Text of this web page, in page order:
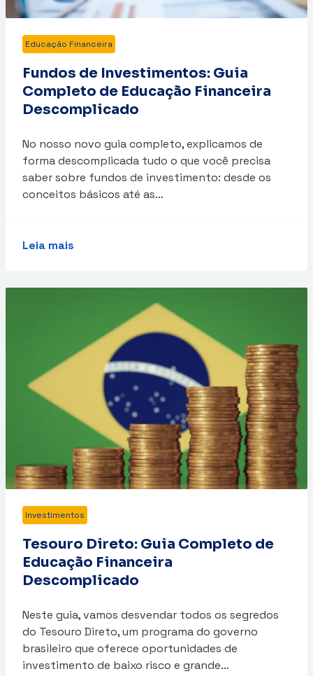
Educação Financeira
Fundos de Investimentos: Guia
Completo de Educação Financeira
Descomplicado
No nosso novo guia completo, explicamos de
forma descomplicada tudo o que você precisa
saber sobre fundos de investimento: desde os
conceitos básicos até as…
Leia mais
Investimentos
Tesouro Direto: Guia Completo de
Educação Financeira
Descomplicado
Neste guia, vamos desvendar todos os segredos
do Tesouro Direto, um programa do governo
brasileiro que oferece oportunidades de
investimento de baixo risco e grande…